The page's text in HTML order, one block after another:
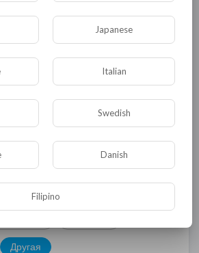
В мире
Происшествия События
Развлечение
Криминал Культура
ЖКХ История
Юмор Наука и образование
Другая
Japanese
Italian
Swedish
Danish
Filipino